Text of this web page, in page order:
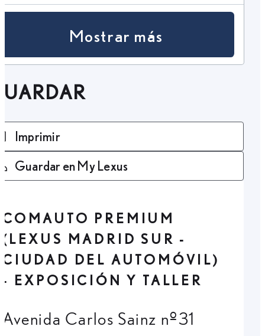
Mostrar más
Imprimir
Guardar en My Lexus
COMAUTO PREMIUM
(LEXUS MADRID SUR -
CIUDAD DEL AUTOMÓVIL)
- EXPOSICIÓN Y TALLER
Avenida Carlos Sainz nº31